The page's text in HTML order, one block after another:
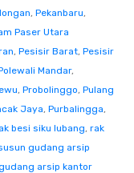
, Pekanbaru,
Paser Utara
, Pesisir Barat, Pesisir
Mandar,
, Probolinggo, Pulang
Jaya, Purbalingga,
besi siku lubang, rak
gudang arsip
arsip kantor